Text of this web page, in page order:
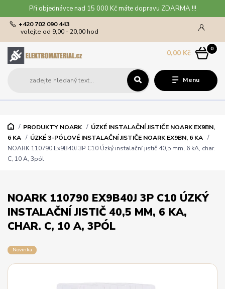
Při objednávce nad 15 000 Kč máte dopravu ZDARMA !!!
Menu
+420 702 090 443
volejte od 9,00 - 20,00 hod
0
0,00 Kč
PRODUKTY NOARK
ÚZKÉ INSTALAČNÍ JISTIČE NOARK EX9BN,
6 KA
ÚZKÉ 3-PÓLOVÉ INSTALAČNÍ JISTIČE NOARK EX9BN, 6 KA
NOARK 110790 Ex9B40J 3P C10 Úzký instalační jistič 40,5 mm, 6 kA, char.
C, 10 A, 3pól
NOARK 110790 EX9B40J 3P C10 ÚZKÝ
INSTALAČNÍ JISTIČ 40,5 MM, 6 KA,
CHAR. C, 10 A, 3PÓL
Novinka